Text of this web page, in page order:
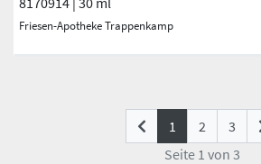
Friesen-Apotheke Trappenkamp
1 (current)
2
3
Seite 1 von 3